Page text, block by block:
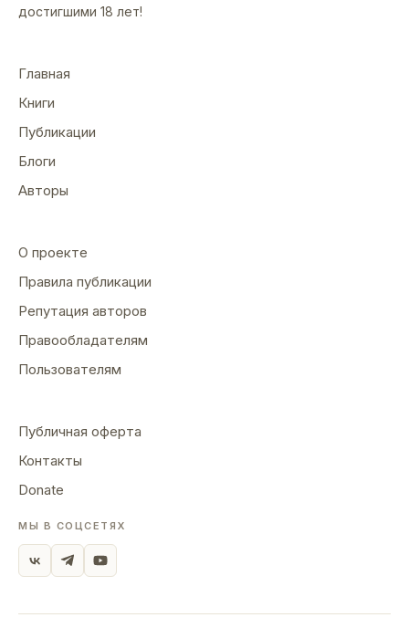
достигшими 18 лет!
Главная
Книги
Публикации
Блоги
Авторы
О проекте
Правила публикации
Репутация авторов
Правообладателям
Пользователям
Публичная оферта
Контакты
Donate
МЫ В СОЦСЕТЯХ